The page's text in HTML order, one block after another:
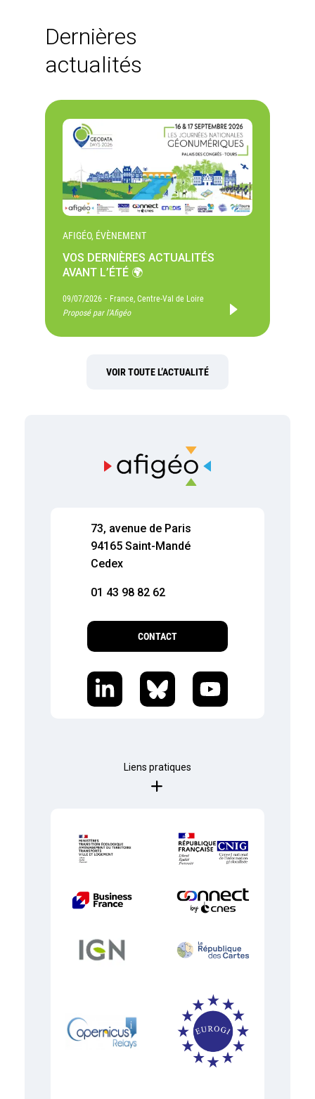
Dernières
actualités
AFIGÉO, ÉVÈNEMENT
VOS DERNIÈRES ACTUALITÉS
AVANT L’ÉTÉ 🌍
09/07/2026 - France, Centre-Val de Loire
Proposé par l'Afigéo
VOIR TOUTE L’ACTUALITÉ
73, avenue de Paris
94165 Saint-Mandé
Cedex
01 43 98 82 62
CONTACT
Liens pratiques